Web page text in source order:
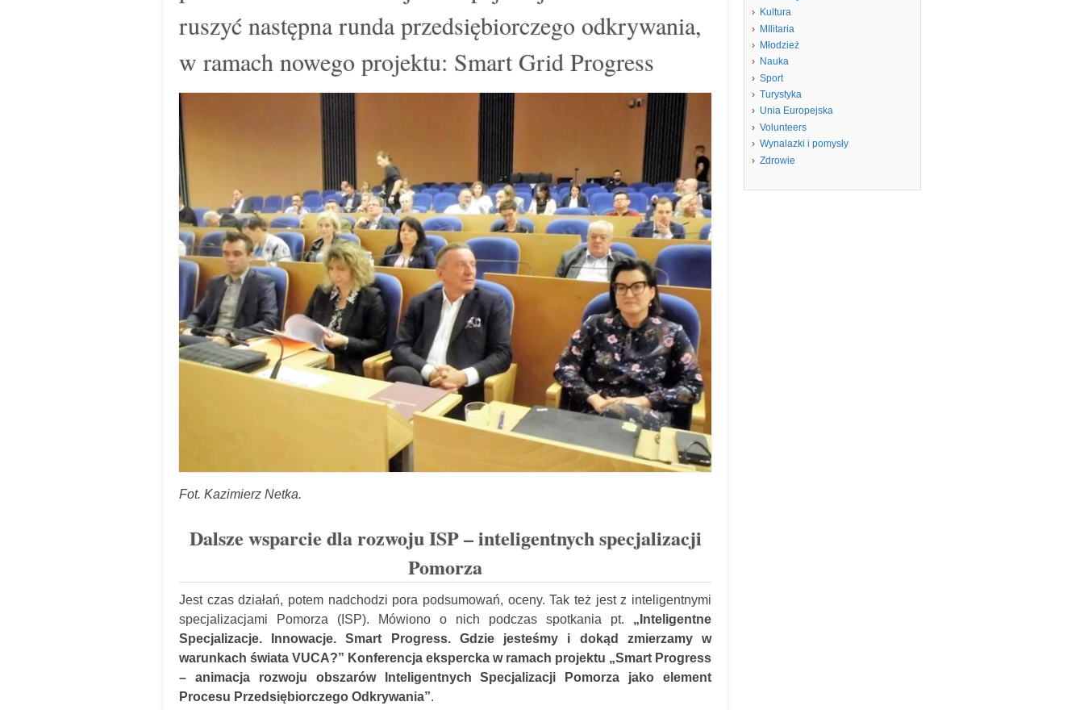
ruszyć następna runda przedsiębiorczego odkrywania,
w ramach nowego projektu: Smart Grid Progress
Fot. Kazimierz Netka.
Dalsze wsparcie dla rozwoju ISP – inteligentnych specjalizacji
Pomorza
Jest czas działań, potem nadchodzi pora podsumowań, oceny. Tak też jest z inteligentnymi
specjalizacjami Pomorza (ISP). Mówiono o nich podczas spotkania pt. „Inteligentne
Specjalizacje. Innowacje. Smart Progress. Gdzie jesteśmy i dokąd zmierzamy w
warunkach świata VUCA?” Konferencja ekspercka w ramach projektu „Smart Progress
– animacja rozwoju obszarów Inteligentnych Specjalizacji Pomorza jako element
Procesu Przedsiębiorczego Odkrywania”.
Kultura
MIlitaria
Młodzież
Nauka
Sport
Turystyka
Unia Europejska
Volunteers
Wynalazki i pomysły
Zdrowie